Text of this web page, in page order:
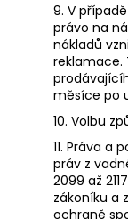
9. V
právo na
nákladů
reklamace.
měsíce po
10. Volbu
11. Práva a
práv z
2099 až
zákoníku a
ochraně